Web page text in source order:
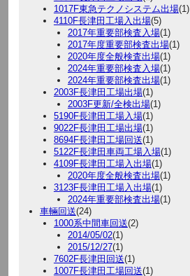
1017F東急テクノシステム出場(1)
4110F長津田工場入出場(5)
2017年重要部検査入場(1)
2017年度重要部検査出場(1)
2020年度全般検査出場(1)
2024年重要部検査入場(1)
2024年重要部検査出場(1)
2003F長津田工場出場(1)
2003F更新/全検出場(1)
5190F長津田工場入場(1)
9022F長津田工場出場(1)
8694F長津田工場回送(1)
5122F長津田車両工場入場(1)
4109F長津田工場入出場(1)
2020年度全般検査出場(1)
3123F長津田工場入出場(1)
2024年重要部検査出場(1)
車輛回送(24)
1000系中間車回送(2)
2014/05/02(1)
2015/12/27(1)
7602F長津田回送(1)
1007F長津田工場回送(1)